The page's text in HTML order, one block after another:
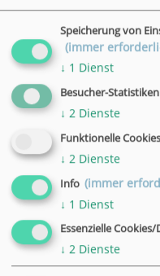
Bleiben Sie stets per
Angebote und
informiert.
Newsletter-
Speicherung von
(immer
↓ 1 Dienst
Besucher-Statistiken
↓ 2 Dienste
Funktionelle
↓ 2 Dienste
Info (immer
↓ 1 Dienst
Essenzielle Cookies/
↓ 2 Dienste